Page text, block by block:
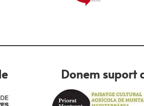
Donem suport